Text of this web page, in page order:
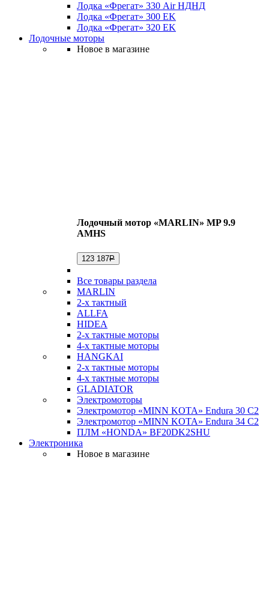
Лодка «Фрегат» 330 Air НДНД
Лодка «Фрегат» 300 ЕK
Лодка «Фрегат» 320 ЕK
Лодочные моторы
Новое в магазине
Лодочный мотор «MARLIN» MP 9.9
AMHS
123 187Р
Все товары раздела
MARLIN
2-х тактный
ALLFA
HIDEA
2-х тактные моторы
4-х тактные моторы
HANGKAI
2-х тактные моторы
4-х тактные моторы
GLADIATOR
Электромоторы
Электромотор «MINN KOTA» Endura 30 C2
Электромотор «MINN KOTA» Endura 34 C2
ПЛМ «HONDA» BF20DK2SHU
Электроника
Новое в магазине